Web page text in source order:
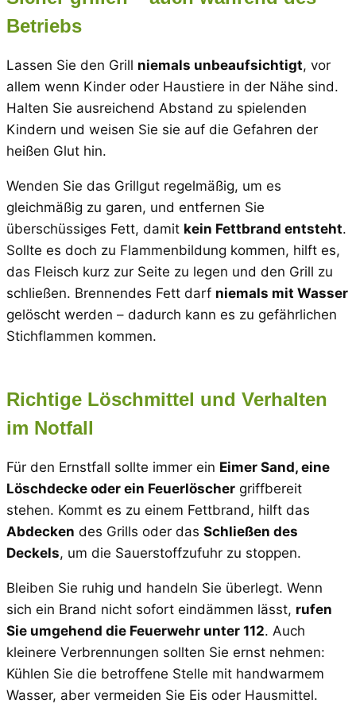
Betriebs
Lassen Sie den Grill niemals unbeaufsichtigt, vor
allem wenn Kinder oder Haustiere in der Nähe sind.
Halten Sie ausreichend Abstand zu spielenden
Kindern und weisen Sie sie auf die Gefahren der
heißen Glut hin.
Wenden Sie das Grillgut regelmäßig, um es
gleichmäßig zu garen, und entfernen Sie
überschüssiges Fett, damit kein Fettbrand entsteht.
Sollte es doch zu Flammenbildung kommen, hilft es,
das Fleisch kurz zur Seite zu legen und den Grill zu
schließen. Brennendes Fett darf niemals mit Wasser
gelöscht werden – dadurch kann es zu gefährlichen
Stichflammen kommen.
Richtige Löschmittel und Verhalten
im Notfall
Für den Ernstfall sollte immer ein Eimer Sand, eine
Löschdecke oder ein Feuerlöscher griffbereit
stehen. Kommt es zu einem Fettbrand, hilft das
Abdecken des Grills oder das Schließen des
Deckels, um die Sauerstoffzufuhr zu stoppen.
Bleiben Sie ruhig und handeln Sie überlegt. Wenn
sich ein Brand nicht sofort eindämmen lässt, rufen
Sie umgehend die Feuerwehr unter 112. Auch
kleinere Verbrennungen sollten Sie ernst nehmen:
Kühlen Sie die betroffene Stelle mit handwarmem
Wasser, aber vermeiden Sie Eis oder Hausmittel.